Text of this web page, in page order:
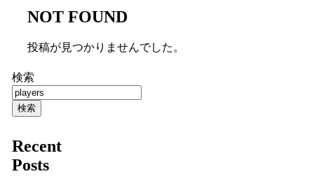
NOT FOUND
投稿が見つかりませんでした。
検索
検索
Recent
Posts